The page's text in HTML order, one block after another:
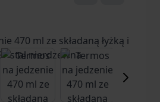
image
View larger imageView larger